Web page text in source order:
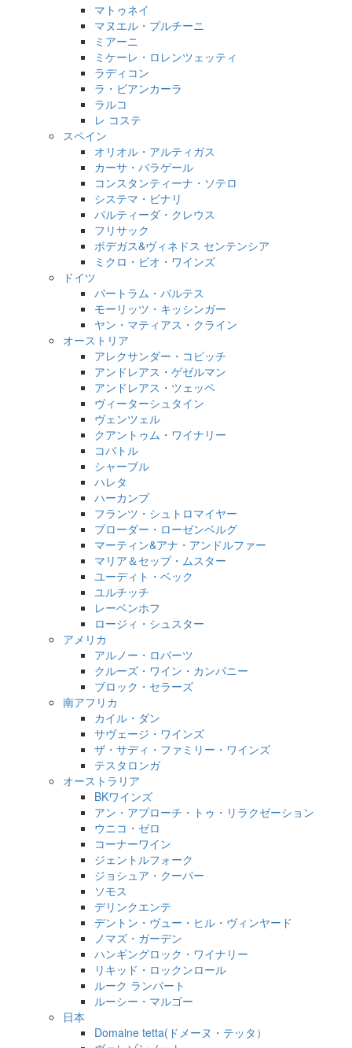
マトゥネイ
マヌエル・プルチーニ
ミアーニ
ミケーレ・ロレンツェッティ
ラディコン
ラ・ビアンカーラ
ラルコ
レ コステ
スペイン
オリオル・アルティガス
カーサ・バラゲール
コンスタンティーナ・ソテロ
システマ・ビナリ
パルティーダ・クレウス
フリサック
ボデガス&ヴィネドス センテンシア
ミクロ・ビオ・ワインズ
ドイツ
バートラム・バルテス
モーリッツ・キッシンガー
ヤン・マティアス・クライン
オーストリア
アレクサンダー・コピッチ
アンドレアス・ゲゼルマン
アンドレアス・ツェッペ
ヴィーターシュタイン
ヴェンツェル
クアントゥム・ワイナリー
コバトル
シャーブル
ハレタ
ハーカンプ
フランツ・シュトロマイヤー
プローダー・ローゼンベルグ
マーティン&アナ・アンドルファー
マリア＆セップ・ムスター
ユーディト・ベック
ユルチッチ
レーベンホフ
ロージィ・シュスター
アメリカ
アルノー・ロバーツ
クルーズ・ワイン・カンパニー
ブロック・セラーズ
南アフリカ
カイル・ダン
サヴェージ・ワインズ
ザ・サディ・ファミリー・ワインズ
テスタロンガ
オーストラリア
BKワインズ
アン・アプローチ・トゥ・リラクゼーション
ウニコ・ゼロ
コーナーワイン
ジェントルフォーク
ジョシュア・クーパー
ソモス
デリンクエンテ
デントン・ヴュー・ヒル・ヴィンヤード
ノマズ・ガーデン
ハンギングロック・ワイナリー
リキッド・ロックンロール
ルーク ランバート
ルーシー・マルゴー
日本
Domaine tetta(ドメーヌ・テッタ）